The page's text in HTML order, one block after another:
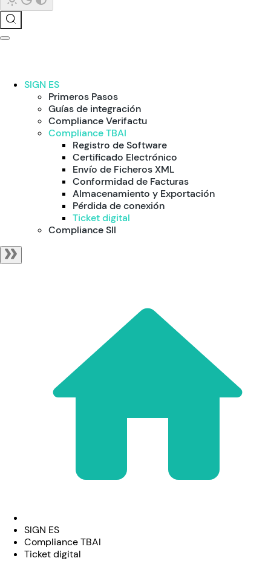
SIGN ES
Primeros Pasos
Guías de integración
Compliance Verifactu
Compliance TBAI
Registro de Software
Certificado Electrónico
Envío de Ficheros XML
Conformidad de Facturas
Almacenamiento y Exportación
Pérdida de conexión
Ticket digital
Compliance SII
SIGN ES
Compliance TBAI
Ticket digital